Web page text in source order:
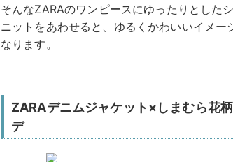
そんなZARAのワンピースにゆったりとした
ニットをあわせると、ゆるくかわいいイメ
なります。
ZARAデニムジャケット×しまむら花
デ